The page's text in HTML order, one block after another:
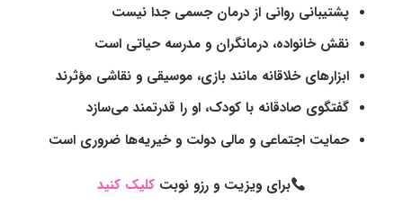
پشتیبانی روانی از درمان جسمی جدا نیست
نقش خانواده، درمانگران و مدرسه حیاتی است
ابزارهای خلاقانه مانند بازی، موسیقی و نقاشی مؤثرند
گفتگوی صادقانه با کودک، او را قدرتمند می‌سازد
حمایت اجتماعی و مالی دولت و خیریه‌ها ضروری است
برای ویزیت و رزو نوبتکلیک کنید